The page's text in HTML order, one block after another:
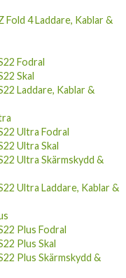
Fold 4 Laddare, Kablar &
Fodral
Skal
Laddare, Kablar &
Ultra Fodral
Ultra Skal
Ultra Skärmskydd &
Ultra Laddare, Kablar &
Plus Fodral
Plus Skal
Plus Skärmskydd &